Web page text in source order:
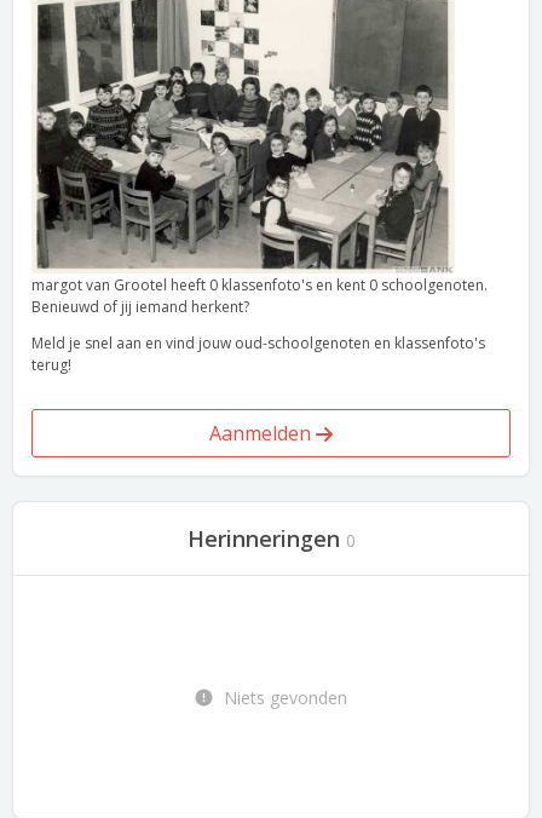
margot van Grootel heeft 0 klassenfoto's en kent 0 schoolgenoten.
Benieuwd of jij iemand herkent?
Meld je snel aan en vind jouw oud-schoolgenoten en klassenfoto's
terug!
Aanmelden
Herinneringen 0
Niets gevonden